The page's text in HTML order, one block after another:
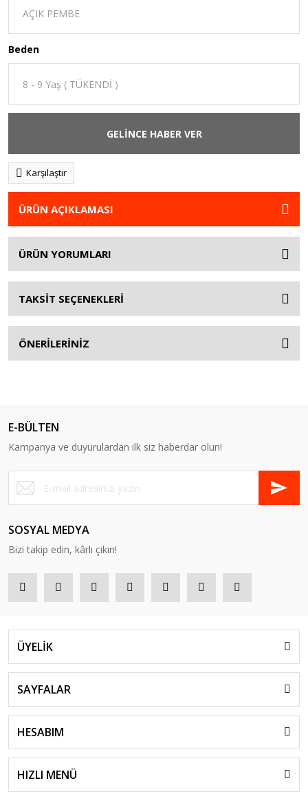
Beden
GELİNCE HABER VER
Karşılaştır
ÜRÜN AÇIKLAMASI
ÜRÜN YORUMLARI
TAKSİT SEÇENEKLERİ
ÖNERİLERİNİZ
E-BÜLTEN
Kampanya ve duyurulardan ilk siz haberdar olun!
SOSYAL MEDYA
Bizi takip edin, kârlı çıkın!
ÜYELİK
SAYFALAR
HESABIM
HIZLI MENÜ